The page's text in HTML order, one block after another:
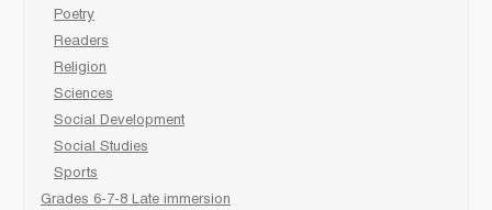
Poetry
Readers
Religion
Sciences
Social Development
Social Studies
Sports
Grades 6-7-8 Late immersion